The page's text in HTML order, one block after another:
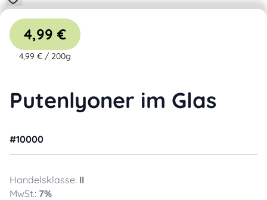
Putenlyoner im Glas
#10000
Handelsklasse: II
MwSt.: 7%
4,99 €
4,99 € / 200g